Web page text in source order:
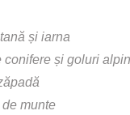
și iarna
conifere și goluri
munte